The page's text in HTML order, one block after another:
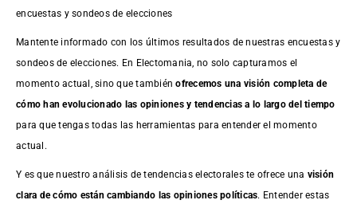
encuestas y sondeos de elecciones
Mantente informado con los últimos resultados de nuestras encuestasy
sondeos de elecciones. En Electomania, no solo capturamos el
momento actual, sino que tambiénofrecemos una visión completa de
cómo han evolucionado las opiniones y tendencias a lo largo del tiempo
para que tengas todas las herramientas para entender el momento
actual.
Y es que nuestro análisis de tendencias electorales te ofrece una visión
clara de cómo están cambiando las opiniones políticas. Entender estas